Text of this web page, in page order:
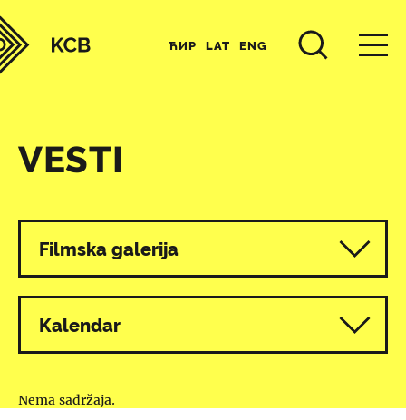
ЋИР LAT ENG
VESTI
Svi programi
Filmska galerija
Kalendar
Nema sadržaja.